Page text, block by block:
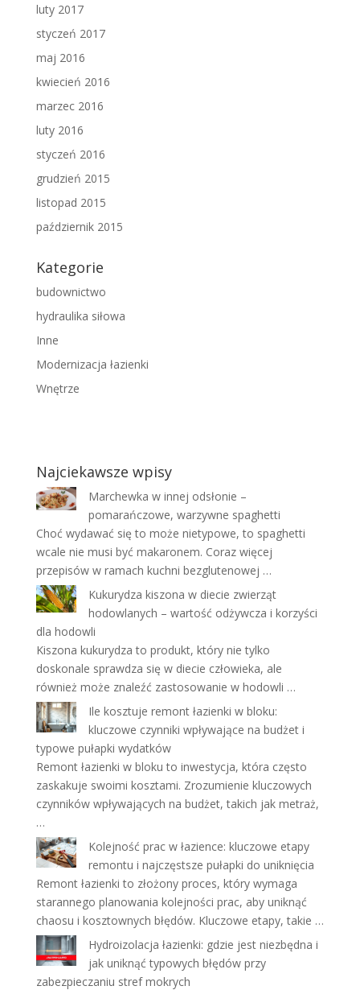
luty 2017
styczeń 2017
maj 2016
kwiecień 2016
marzec 2016
luty 2016
styczeń 2016
grudzień 2015
listopad 2015
październik 2015
Kategorie
budownictwo
hydraulika siłowa
Inne
Modernizacja łazienki
Wnętrze
Najciekawsze wpisy
Marchewka w innej odsłonie –
pomarańczowe, warzywne spaghetti
Choć wydawać się to może nietypowe, to spaghetti
wcale nie musi być makaronem. Coraz więcej
przepisów w ramach kuchni bezglutenowej …
Kukurydza kiszona w diecie zwierząt
hodowlanych – wartość odżywcza i korzyści
dla hodowli
Kiszona kukurydza to produkt, który nie tylko
doskonale sprawdza się w diecie człowieka, ale
również może znaleźć zastosowanie w hodowli …
Ile kosztuje remont łazienki w bloku:
kluczowe czynniki wpływające na budżet i
typowe pułapki wydatków
Remont łazienki w bloku to inwestycja, która często
zaskakuje swoimi kosztami. Zrozumienie kluczowych
czynników wpływających na budżet, takich jak metraż,
…
Kolejność prac w łazience: kluczowe etapy
remontu i najczęstsze pułapki do uniknięcia
Remont łazienki to złożony proces, który wymaga
starannego planowania kolejności prac, aby uniknąć
chaosu i kosztownych błędów. Kluczowe etapy, takie …
Hydroizolacja łazienki: gdzie jest niezbędna i
jak uniknąć typowych błędów przy
zabezpieczaniu stref mokrych